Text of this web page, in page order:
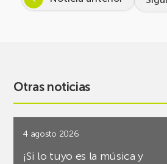
Otras noticias
4 agosto 2026
¡Si lo tuyo es la música y